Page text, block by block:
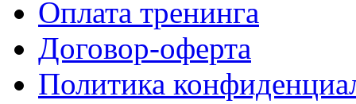
Оплата тренинга
Договор-оферта
Политика